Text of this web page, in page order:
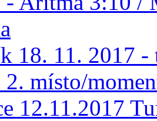
18. 11. 2017
2. místo/
12.11.2017